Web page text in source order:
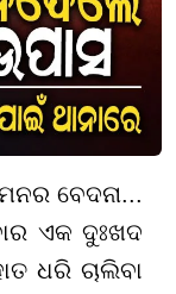
ବେଦନା...
ଏକ ଦୁଃଖଦ
ଧରି ଚାଲିବା